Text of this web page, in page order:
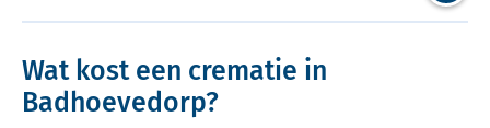
Wat kost een crematie in
Badhoevedorp?